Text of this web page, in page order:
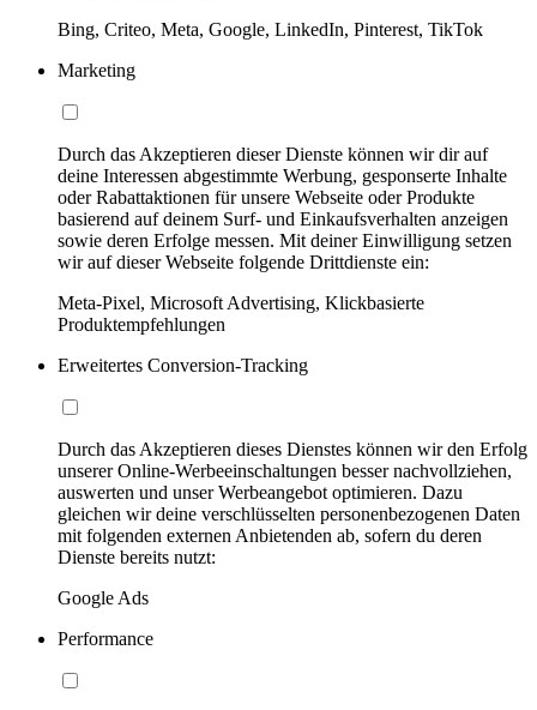
Bing, Criteo, Meta, Google, LinkedIn, Pinterest, TikTok
Marketing
Durch das Akzeptieren dieser Dienste können wir dir auf
deine Interessen abgestimmte Werbung, gesponserte Inhalte
oder Rabattaktionen für unsere Webseite oder Produkte
basierend auf deinem Surf- und Einkaufsverhalten anzeigen
sowie deren Erfolge messen. Mit deiner Einwilligung setzen
wir auf dieser Webseite folgende Drittdienste ein:
Meta-Pixel, Microsoft Advertising, Klickbasierte
Produktempfehlungen
Erweitertes Conversion-Tracking
Durch das Akzeptieren dieses Dienstes können wir den Erfolg
unserer Online-Werbeeinschaltungen besser nachvollziehen,
auswerten und unser Werbeangebot optimieren. Dazu
gleichen wir deine verschlüsselten personenbezogenen Daten
mit folgenden externen Anbietenden ab, sofern du deren
Dienste bereits nutzt:
Google Ads
Performance